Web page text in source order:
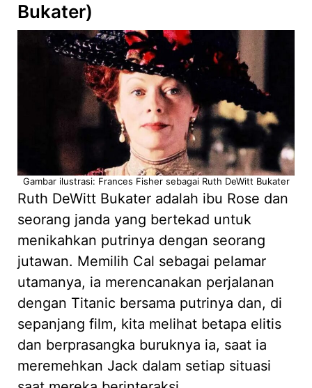
Bukater)
Gambar ilustrasi: Frances Fisher sebagai Ruth DeWitt Bukater
Ruth DeWitt Bukater adalah ibu Rose dan
seorang janda yang bertekad untuk
menikahkan putrinya dengan seorang
jutawan. Memilih Cal sebagai pelamar
utamanya, ia merencanakan perjalanan
dengan Titanic bersama putrinya dan, di
sepanjang film, kita melihat betapa elitis
dan berprasangka buruknya ia, saat ia
meremehkan Jack dalam setiap situasi